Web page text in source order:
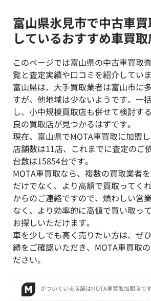
富山県氷見市で中古車
しているおすすめ車買
このページでは富山県の中古車買取
覧と査定実績や口コミを紹介していま
富山県は、大手買取業者は富山市に
すが、他地域は少ないようです。一
し、小中規模買取店も併せて検討す
良の買取店が見つかるはずです。
現在、富山県でMOTA車買取に加盟
店舗数は11店、これまでに査定のご
台数は15854台です。
MOTA車買取なら、複数の買取業者
だけでなく、より高額で買取ってく
からのご連絡ですので、煩わしい営
なく、より効率的に高値で買い取っ
お探しいただけます。
車を少しでも高く売りたい方は、ぜ
績をご確認いただき、MOTA車買取
ださい。
がついている店舗はMOTA車買取加盟店です